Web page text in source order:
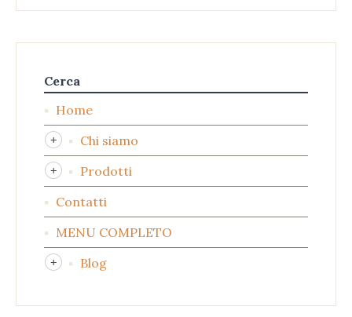
Cerca
Home
Chi siamo
Prodotti
Contatti
MENU COMPLETO
Blog